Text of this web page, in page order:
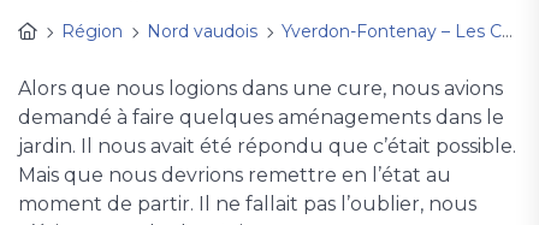
Région
Nord vaudois Yverdon-Fontenay – Les Cygnes
Alors que nous logions dans une cure, nous avions
demandé à faire quelques aménagements dans le
jardin. Il nous avait été répondu que c’était possible.
Mais que nous devrions remettre en l’état au
moment de partir. Il ne fallait pas l’oublier, nous